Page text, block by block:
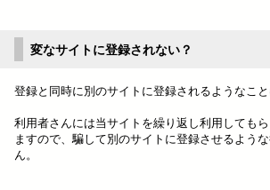
変なサイトに登録されない？
登録と同時に別のサイトに登録されるようなこと
利用者さんには当サイトを繰り返し利用しても
ますので、騙して別のサイトに登録させるよう
ん。